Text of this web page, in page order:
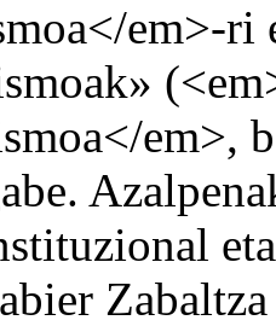
em>-ri
em>,
Zabaltza